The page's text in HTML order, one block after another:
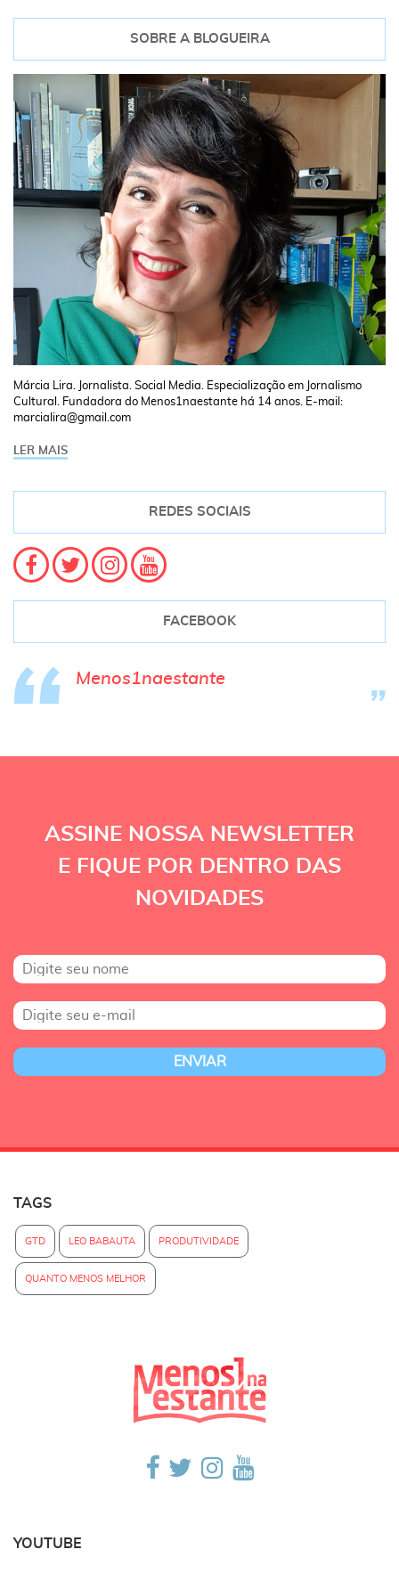
SOBRE A BLOGUEIRA
Márcia Lira. Jornalista. Social Media. Especialização em Jornalismo
Cultural. Fundadora do Menos1naestante há 14 anos. E-mail:
marcialira@gmail.com
LER MAIS
REDES SOCIAIS
FACEBOOK
Menos1naestante
ASSINE NOSSA NEWSLETTER
E FIQUE POR DENTRO DAS
NOVIDADES
TAGS
GTD LEO BABAUTA PRODUTIVIDADE
QUANTO MENOS MELHOR
YOUTUBE